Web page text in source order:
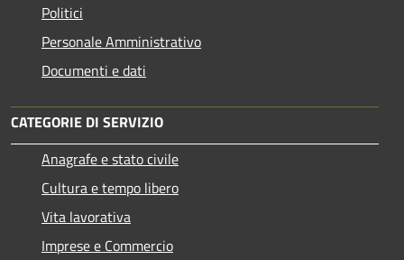
Politici
Personale Amministrativo
Documenti e dati
CATEGORIE DI SERVIZIO
Anagrafe e stato civile
Cultura e tempo libero
Vita lavorativa
Imprese e Commercio